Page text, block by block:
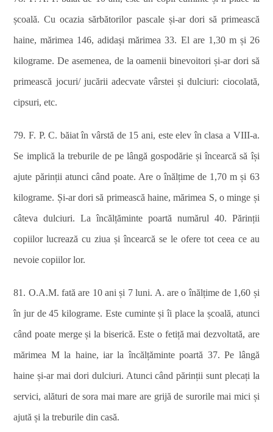
școală. Cu ocazia sărbătorilor pascale și-ar dori să primească
haine, mărimea 146, adidași mărimea 33. El are 1,30 m și 26
kilograme. De asemenea, de la oamenii binevoitori și-ar dori să
primească jocuri/ jucării adecvate vârstei și dulciuri: ciocolată,
cipsuri, etc.
79. F. P. C. băiat în vârstă de 15 ani, este elev în clasa a VIII-a.
Se implică la treburile de pe lângă gospodărie și încearcă să își
ajute părinții atunci când poate. Are o înălțime de 1,70 m și 63
kilograme. Și-ar dori să primească haine, mărimea S, o minge și
câteva dulciuri. La încălțăminte poartă numărul 40. Părinții
copiilor lucrează cu ziua și încearcă se le ofere tot ceea ce au
nevoie copiilor lor.
81. O.A.M. fată are 10 ani și 7 luni. A. are o înălțime de 1,60 și
în jur de 45 kilograme. Este cuminte și îi place la școală, atunci
când poate merge și la biserică. Este o fetiță mai dezvoltată, are
mărimea M la haine, iar la încălțăminte poartă 37. Pe lângă
haine și-ar mai dori dulciuri. Atunci când părinții sunt plecați la
servici, alături de sora mai mare are grijă de surorile mai mici și
ajută și la treburile din casă.